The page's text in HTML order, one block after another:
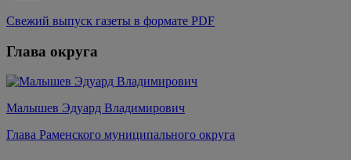
Свежий выпуск газеты в формате PDF
Глава округа
Малышев Эдуард Владимирович
Глава Раменского муниципального округа